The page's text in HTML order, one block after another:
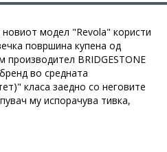
модел "Revola" користи
површина купена од
производител BRIDGESTONE
во средната
класа заедно со неговите
му испорачува тивка,